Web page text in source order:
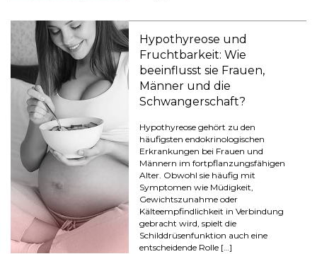
Hypothyreose und
Fruchtbarkeit: Wie
beeinflusst sie Frauen,
Männer und die
Schwangerschaft?
Hypothyreose gehört zu den
häufigsten endokrinologischen
Erkrankungen bei Frauen und
Männern im fortpflanzungsfähigen
Alter. Obwohl sie häufig mit
Symptomen wie Müdigkeit,
Gewichtszunahme oder
Kälteempfindlichkeit in Verbindung
gebracht wird, spielt die
Schilddrüsenfunktion auch eine
entscheidende Rolle […]